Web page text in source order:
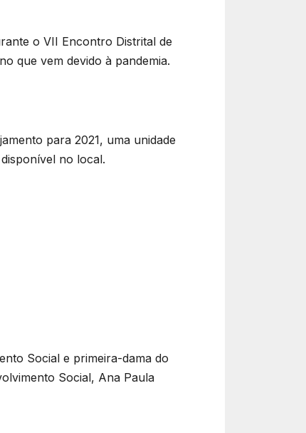
o VII Encontro Distrital de
que vem devido à pandemia.
para 2021, uma unidade
no local.
Social e primeira-dama do
Social, Ana Paula